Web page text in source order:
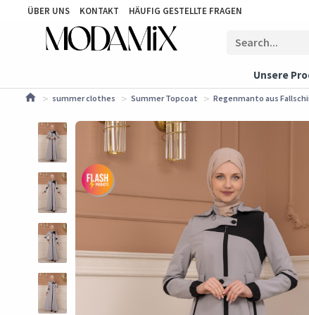
ÜBER UNS KONTAKT HÄUFIG GESTELLTE FRAGEN
Unsere
summer clothes Summer Topcoat Regenmanto aus